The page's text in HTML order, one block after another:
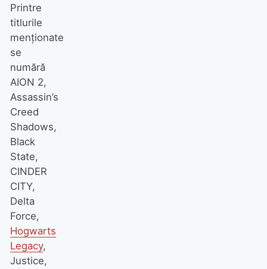
Printre
titlurile
menționate
se
numără
AION 2,
Assassin’s
Creed
Shadows,
Black
State,
CINDER
CITY,
Delta
Force,
Hogwarts
Legacy,
Justice,